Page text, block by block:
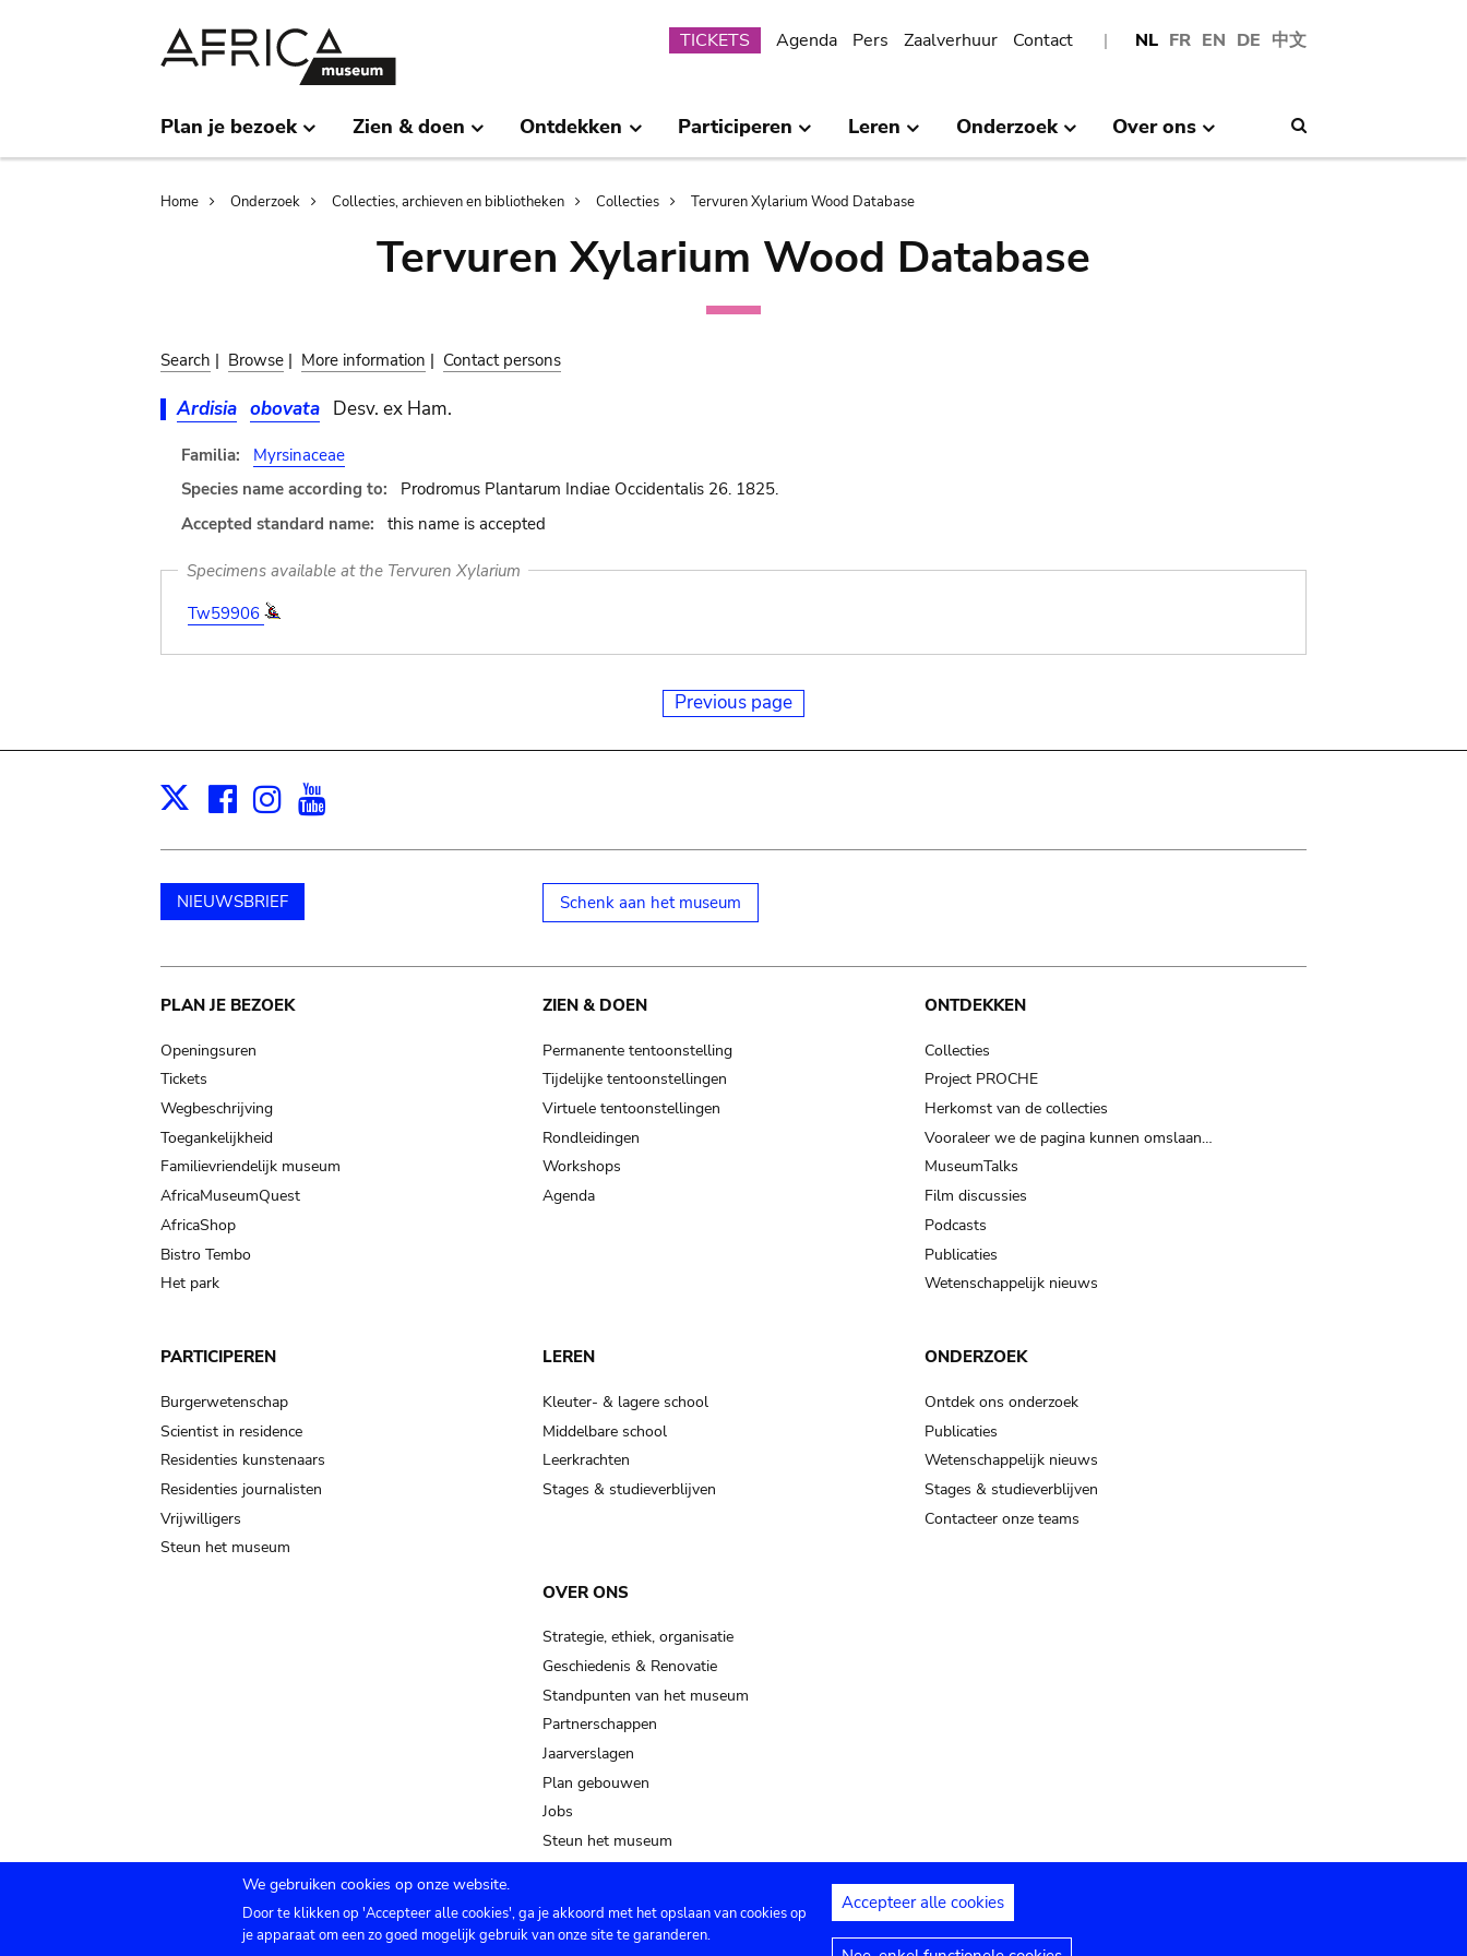
NL FR EN DE 中文
Submenu
TICKETS Agenda Pers Zaalverhuur Contact
Plan je bezoek Zien & doen Ontdekken Participeren Leren Onderzoek Over ons
Breadcrumb
Home Onderzoek Collecties, archieven en bibliotheken Collecties Tervuren Xylarium Wood Database
Tervuren Xylarium Wood Database
Search | Browse | More information | Contact persons
Ardisia obovata Desv. ex Ham.
Familia:
Myrsinaceae
Species name according to:
Prodromus Plantarum Indiae Occidentalis 26. 1825.
Accepted standard name:
this name is accepted
Specimens available at the Tervuren Xylarium
Tw59906
Previous page
X Facebook
Instagram
NIEUWSBRIEF Schenk aan het museum
Main
navigation
PLAN JE BEZOEK
Openingsuren
Tickets
Wegbeschrijving
Toegankelijkheid
Familievriendelijk museum
AfricaMuseumQuest
AfricaShop
Bistro Tembo
Het park
ZIEN & DOEN
Permanente tentoonstelling
Tijdelijke tentoonstellingen
Virtuele tentoonstellingen
Rondleidingen
Workshops
Agenda
ONTDEKKEN
Collecties
Project PROCHE
Herkomst van de collecties
Vooraleer we de pagina kunnen omslaan…
MuseumTalks
Film discussies
Podcasts
Publicaties
Wetenschappelijk nieuws
PARTICIPEREN
Burgerwetenschap
Scientist in residence
Residenties kunstenaars
Residenties journalisten
Vrijwilligers
Steun het museum
LEREN
Kleuter- & lagere school
Middelbare school
Leerkrachten
Stages & studieverblijven
ONDERZOEK
Ontdek ons onderzoek
Publicaties
Wetenschappelijk nieuws
Stages & studieverblijven
Contacteer onze teams
OVER ONS
Strategie, ethiek, organisatie
Geschiedenis & Renovatie
Standpunten van het museum
Partnerschappen
Jaarverslagen
Plan gebouwen
Jobs
Steun het museum
Submenu
Agenda Pers Zaalverhuur Contact Privacy instellingen Juridische mededelingen
We gebruiken cookies op onze website.
Door te klikken op 'Accepteer alle cookies', ga je akkoord met het opslaan van cookies op
je apparaat om een zo goed mogelijk gebruik van onze site te garanderen.
Accepteer alle cookies